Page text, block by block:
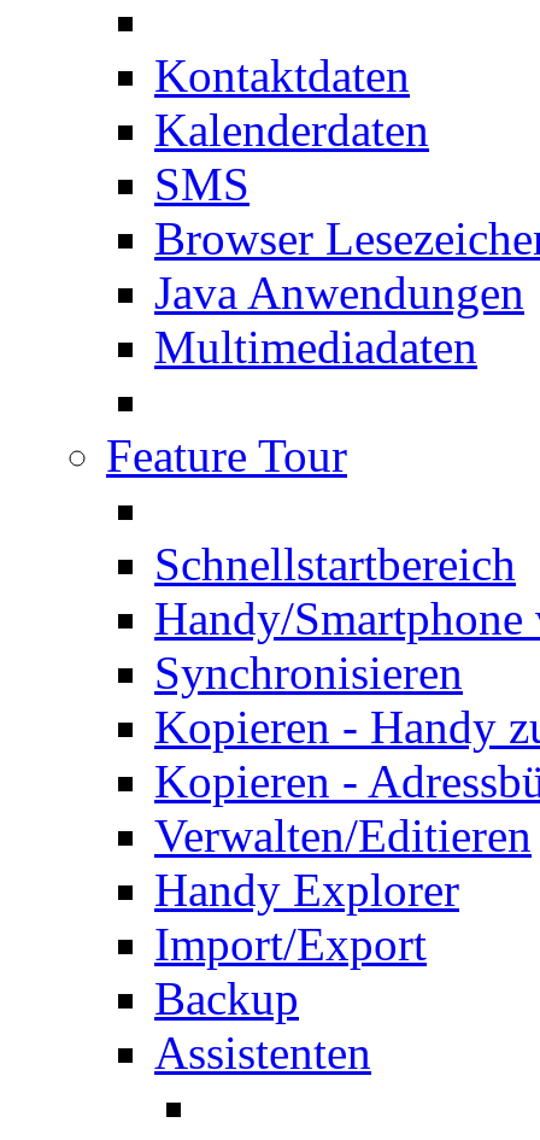
Kontaktdaten
Kalenderdaten
SMS
Browser
Java Anwendungen
Multimediadaten
Feature Tour
Schnellstartbereich
Handy/Smartphone
Synchronisieren
Kopieren - Handy
Kopieren -
Verwalten/Editieren
Handy Explorer
Import/Export
Backup
Assistenten